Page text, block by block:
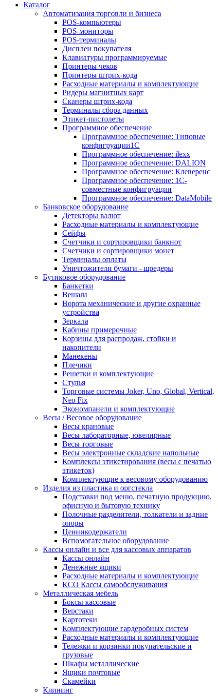
Каталог
Автоматизация торговли и бизнеса
POS-компьютеры
POS-мониторы
POS-терминалы
Дисплеи покупателя
Клавиатуры программируемые
Принтеры чеков
Принтеры штрих-кода
Расходные материалы и комплектующие
Ридеры магнитных карт
Сканеры штрих-кода
Терминалы сбора данных
Этикет-пистолеты
Программное обеспечение
Программное обеспечение: Типовые
конфигруации1С
Программное обеспечение: ilexx
Программное обеспечение: DALION
Программное обеспечение: Клеверенс
Программное обеспечение: 1С-
совместные конфигруации
Программное обеспечение: DataMobile
Банковское оборудование
Детекторы валют
Расходные материалы и комплектующие
Сейфы
Счетчики и сортировщики банкнот
Счетчики и сортировщики монет
Терминалы оплаты
Уничтожители бумаги - шредеры
Бутиковое оборудование
Банкетки
Вешала
Ворота механические и другие охранные
устройства
Зеркала
Кабины примерочные
Корзины для распродаж, стойки и
накопители
Манекены
Плечики
Решетки и комплектующие
Стулья
Торговые системы Joker, Uno, Global, Vertical,
Neo Fix
Экономпанели и комплектующие
Весы / Весовое оборудование
Весы крановые
Весы лабораторные, ювелирные
Весы торговые
Весы электронные складские напольные
Комплексы этикетирования (весы с печатью
этикеток)
Комплектующие к весовому оборудованию
Изделия из пластика и оргстекла
Подставки под меню, печатную продукцию,
офисную и бытовую технику
Полочные разделители, толкатели и задние
опоры
Ценникодержатели
Вспомогательное оборудование
Кассы онлайн и все для кассовых аппаратов
Кассы онлайн
Денежные ящики
Расходные материалы и комплектующие
КСО Кассы самообслуживания
Металлическая мебель
Боксы кассовые
Верстаки
Картотеки
Комплектующие гардеробных систем
Расходные материалы и комплектующие
Тележки и корзинки покупательские и
грузовые
Шкафы металлические
Ящики почтовые
Скамейки
Клининг